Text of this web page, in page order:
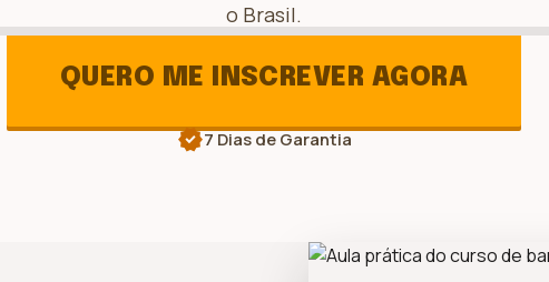
o Brasil.
QUERO ME INSCREVER AGORA
verified7 Dias de Garantia